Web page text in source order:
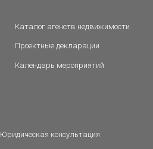
Каталог агенств недвижимости
Проектные декларации
Календарь мероприятий
Юридическая консультация